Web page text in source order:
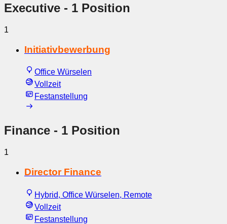
Executive - 1 Position
1
Initiativbewerbung
Office Würselen
Vollzeit
Festanstellung
Finance - 1 Position
1
Director Finance
Hybrid, Office Würselen, Remote
Vollzeit
Festanstellung